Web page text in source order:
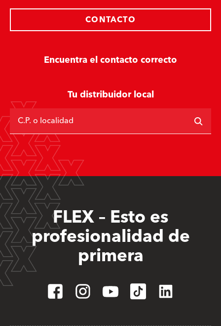
Encuentra el contacto correcto
CONTACTO
Tu distribuidor local
C.P. o localidad
FLEX – Esto es
profesionalidad de
primera